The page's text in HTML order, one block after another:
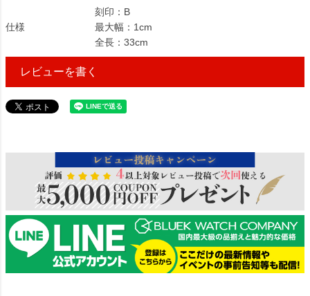
仕様
刻印：B
最大幅：1cm
全長：33cm
レビューを書く